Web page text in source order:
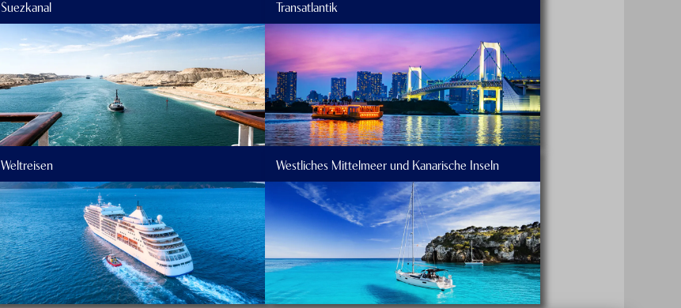
Suezkanal Transatlantik
Weltreisen Westliches Mittelmeer und Kanarische Inseln